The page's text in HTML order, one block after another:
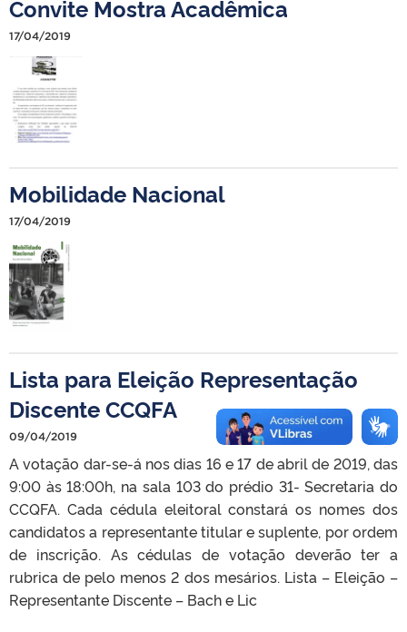
Convite Mostra Acadêmica
17/04/2019
Mobilidade Nacional
17/04/2019
Lista para Eleição Representação
Discente CCQFA
09/04/2019
A votação dar-se-á nos dias 16 e 17 de abril de 2019, das
9:00 às 18:00h, na sala 103 do prédio 31- Secretaria do
CCQFA. Cada cédula eleitoral constará os nomes dos
candidatos a representante titular e suplente, por ordem
de inscrição. As cédulas de votação deverão ter a
rubrica de pelo menos 2 dos mesários. Lista – Eleição –
Representante Discente – Bach e Lic